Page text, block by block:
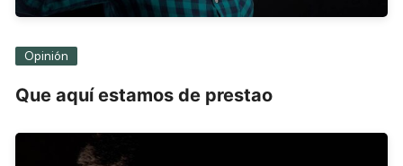
Opinión
Que aquí estamos de prestao